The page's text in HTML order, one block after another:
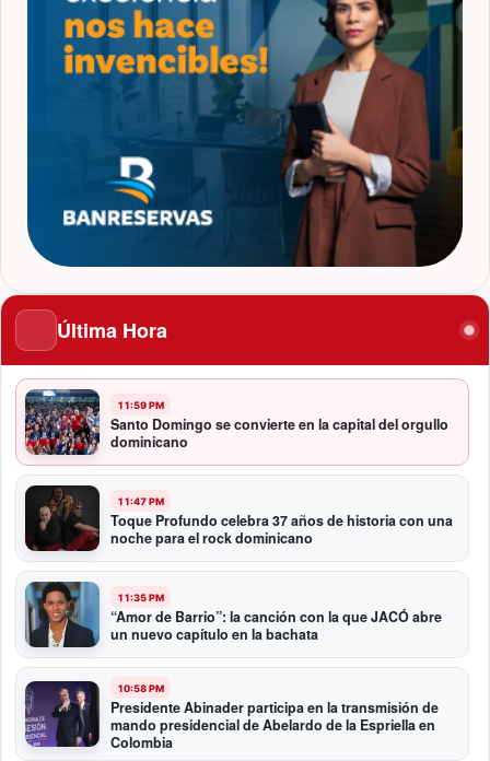
Última Hora
11:59 PM
Santo Domingo se convierte en la capital del orgullo
dominicano
11:47 PM
Toque Profundo celebra 37 años de historia con una
noche para el rock dominicano
11:35 PM
“Amor de Barrio”: la canción con la que JACÓ abre
un nuevo capítulo en la bachata
10:58 PM
Presidente Abinader participa en la transmisión de
mando presidencial de Abelardo de la Espriella en
Colombia